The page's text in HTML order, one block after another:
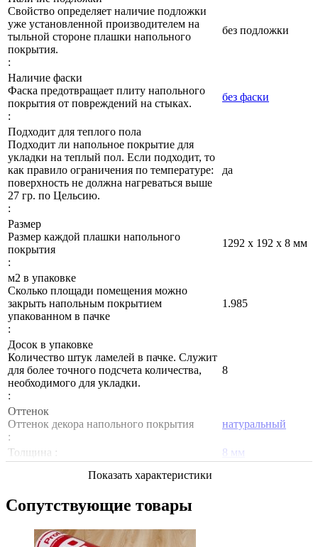
Свойство определяет наличие подложки
уже установленной производителем на
тыльной стороне плашки напольного
покрытия.
:
без подложки
Наличие фаски
Фаска предотвращает плиту напольного
покрытия от повреждений на стыках.
:
без фаски
Подходит для теплого пола
Подходит ли напольное покрытие для
укладки на теплый пол. Если подходит, то
как правило ограничения по температуре:
поверхность не должна нагреваться выше
27 гр. по Цельсию.
:
да
Размер
Размер каждой плашки напольного
покрытия
:
1292 х 192 х 8 мм
м2 в упаковке
Сколько площади помещения можно
закрыть напольным покрытием
упакованном в пачке
:
1.985
Досок в упаковке
Количество штук ламелей в пачке. Служит
для более точного подсчета количества,
необходимого для укладки.
:
8
Оттенок
Оттенок декора напольного покрытия
:
натуральный
Толщина :
8 мм
Показать характеристики
Сопутствующие товары